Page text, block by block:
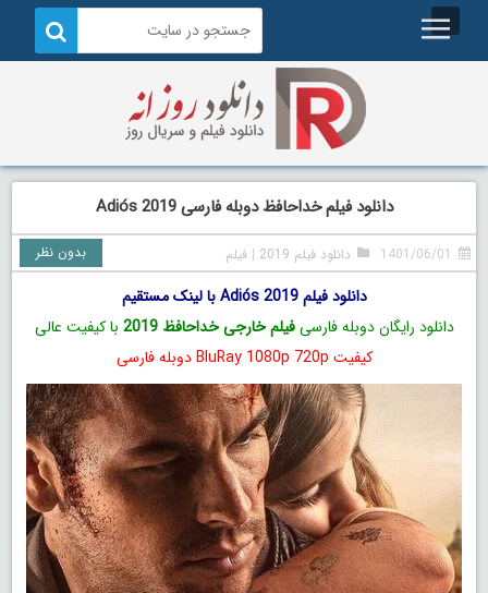
دانلود فیلم خداحافظ دوبله فارسی Adiós 2019
1401/06/01 دانلود فیلم 2019 |فیلم بدون نظر
دانلود فیلم Adiós 2019 با لینک مستقیم
دانلود رایگان دوبله فارسیفیلم خارجی خداحافظ 2019
با کیفیت عالی
کیفیت BluRay 1080p 720p دوبله فارسی